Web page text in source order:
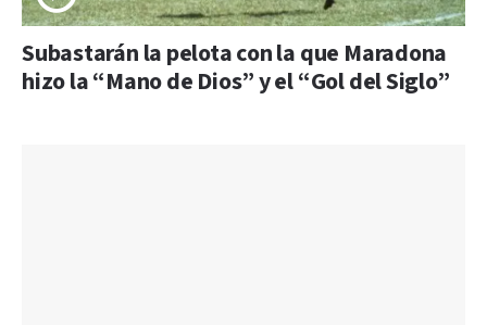
Subastarán la pelota con la que Maradona
hizo la “Mano de Dios” y el “Gol del Siglo”